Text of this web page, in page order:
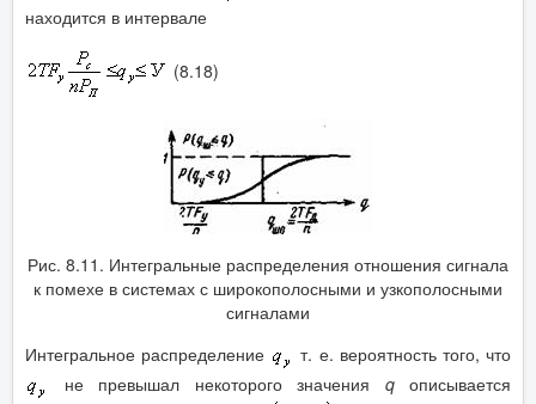
находится в интервале
(8.18)
Рис. 8.11. Интегральные распределения отношения сигнала
к помехе в системах с широкополосными и узкополосными
сигналами
Интегральное распределение
т. е. вероятность того, что
не превышал некоторого значения qописывается